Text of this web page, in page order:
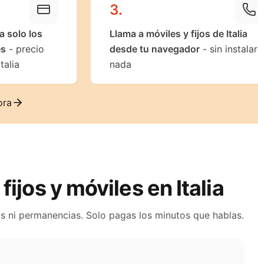
solo los
- precio
3.
Llama a móviles y fijos de Italia
desde tu navegador- sin instalar
nada
y móviles en Italia
ni permanencias. Solo pagas los minutos que hablas.